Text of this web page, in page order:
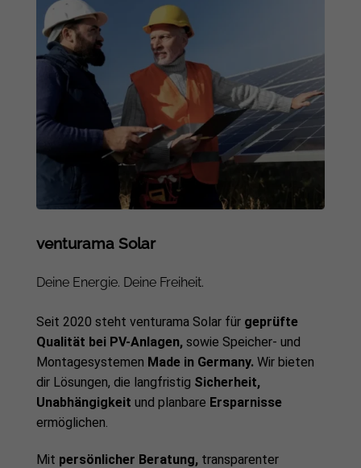
venturama Solar
Deine Energie. Deine Freiheit.
Seit 2020 steht venturama Solar für geprüfte
Qualität bei PV-Anlagen, sowie Speicher- und
Montagesystemen Made in Germany. Wir bieten
dir Lösungen, die langfristig Sicherheit,
Unabhängigkeit und planbare Ersparnisse
ermöglichen.
Mit persönlicher Beratung, transparenter